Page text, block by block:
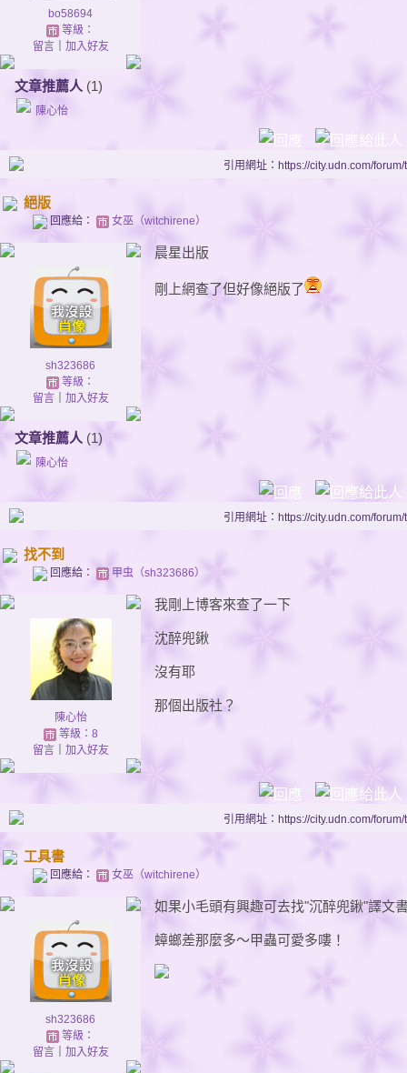
bo58694
等級：
留言｜ 加入好友
文章推薦人 (1)
陳心怡
引用網址：https://city.udn.com/
絕版
回應給： 女巫（witchirene）
sh323686
等級：
留言｜ 加入好友
文章推薦人 (1)
陳心怡
晨星出版
剛上網查了但好像絕版了
引用網址：https://city.udn.com/
找不到
回應給： 甲虫（sh323686）
陳心怡
等級：8
留言｜ 加入好友
我剛上博客來查了一下
沈醉兜鍬
沒有耶
那個出版社？
引用網址：https://city.udn.com/
工具書
回應給： 女巫（witchirene）
sh323686
等級：
留言｜ 加入好友
如果小毛頭有興趣可去找"沉醉兜鍬"譯文
蟑螂差那麼多～甲蟲可愛多嘍！